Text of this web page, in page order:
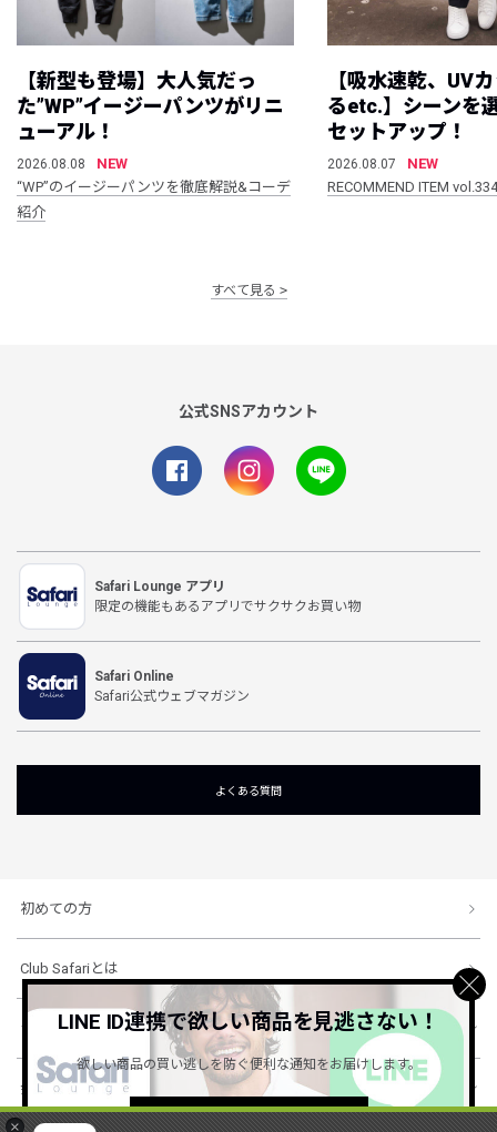
×
【新型も登場】大人気だっ
た”WP”イージーパンツがリニ
ューアル！
2026.08.08
NEW
“WP”のイージーパンツを徹底解説&コーデ
紹介
【吸水速乾、UV
るetc.】シーンを
セットアップ！
2026.08.07
NEW
RECOMMEND ITEM vol.334
すべて見る
公式SNSアカウント
Safari Lounge アプリ
限定の機能もあるアプリでサクサクお買い物
Safari Online
Safari公式ウェブマガジン
よくある質問
初めての方
Club Safariとは
ショッピングガイド
会社概要・規約
LINE ID連携で欲しい商品を見逃さない！
欲しい商品の買い逃しを防ぐ便利な通知をお届けします。
詳しくはこちら ＞